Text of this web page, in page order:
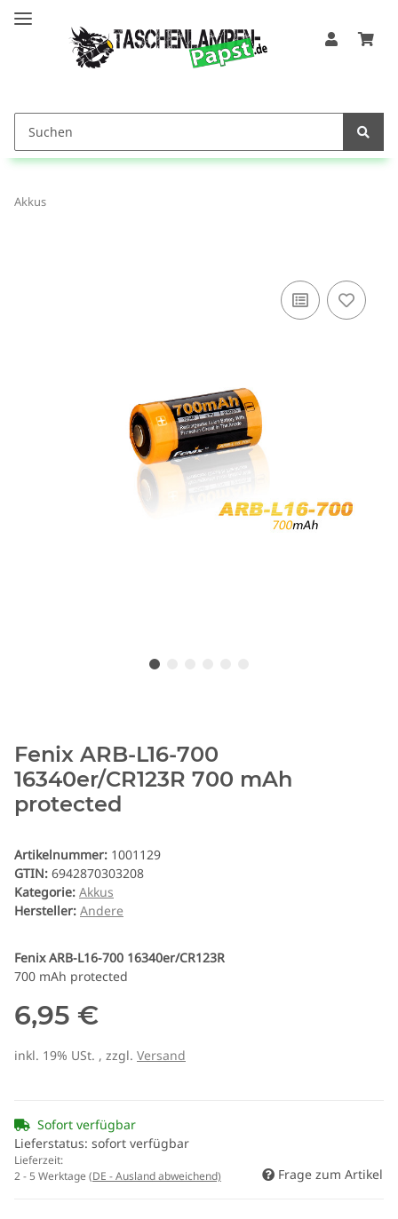
Akkus
Fenix ARB-L16-700
16340er/CR123R 700 mAh
protected
Artikelnummer: 1001129
GTIN: 6942870303208
Kategorie: Akkus
Hersteller: Andere
Fenix ARB-L16-700 16340er/CR123R
700 mAh protected
6,95 €
inkl. 19% USt. , zzgl. Versand
Sofort verfügbar
Lieferstatus: sofort verfügbar
Lieferzeit:
2 - 5 Werktage (DE - Ausland abweichend) Frage zum Artikel